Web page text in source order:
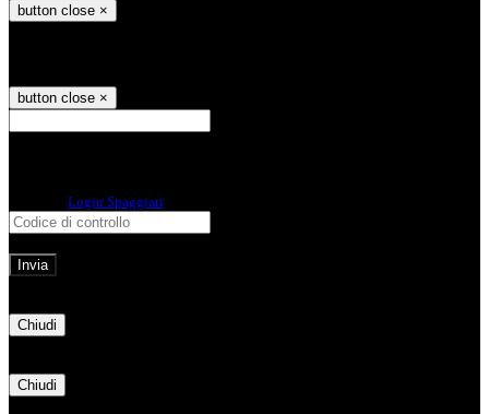
button close ×
button close ×
Login Spaggiari
Chiudi
Chiudi